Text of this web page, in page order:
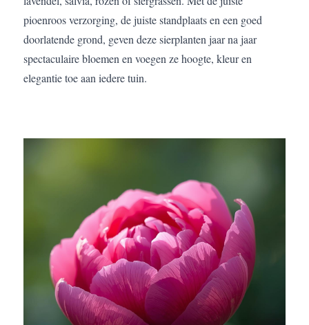
pioenroos verzorging, de juiste standplaats en een goed
doorlatende grond, geven deze sierplanten jaar na jaar
spectaculaire bloemen en voegen ze hoogte, kleur en
elegantie toe aan iedere tuin.